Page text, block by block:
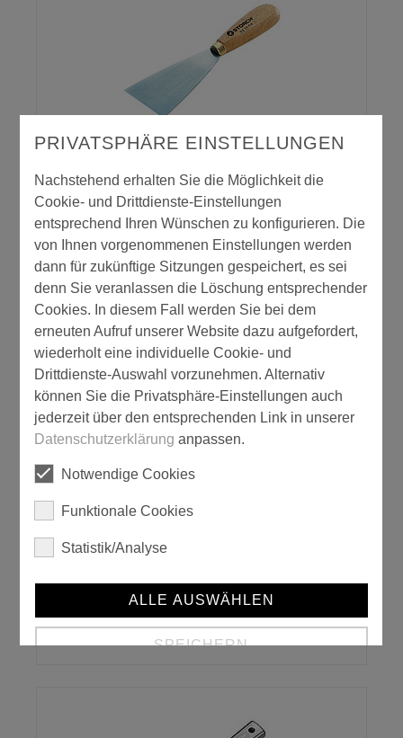
Malerspachtel
Malerspachtel Expert
PRIVATSPHÄRE EINSTELLUNGEN
Nachstehend erhalten Sie die Möglichkeit die
Cookie- und Drittdienste-Einstellungen
entsprechend Ihren Wünschen zu konfigurieren. Die
von Ihnen vorgenommenen Einstellungen werden
dann für zukünftige Sitzungen gespeichert, es sei
denn Sie veranlassen die Löschung entsprechender
Cookies. In diesem Fall werden Sie bei dem
erneuten Aufruf unserer Website dazu aufgefordert,
wiederholt eine individuelle Cookie- und
Drittdienste-Auswahl vorzunehmen. Alternativ
können Sie die Privatsphäre-Einstellungen auch
jederzeit über den entsprechenden Link in unserer
Datenschutzerklärung anpassen.
Notwendige Cookies
Funktionale Cookies
Statistik/Analyse
ALLE AUSWÄHLEN
SPEICHERN
Datenschutz